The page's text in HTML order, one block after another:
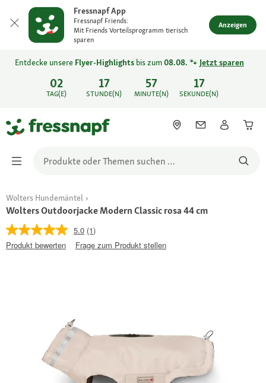
Fressnapf App
Fressnapf Friends:
Mit Friends Vorteilsprogramm tierisch
sparen
Anzeigen
02
TAG(E)
17
STUNDE(N)
57
MINUTE(N)
17
SEKUNDE(N)
Entdecke unsere Flyer-Highlights bis zum08.08. 🐾 Jetzt sparen
Wolters Hundemäntel
Wolters Outdoorjacke Modern Classic rosa 44 cm
5.0 (1)
Produkt bewerten
Frage zum Produkt stellen